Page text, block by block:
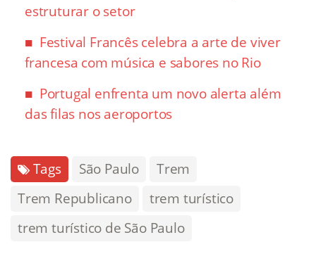
estruturar o setor
Festival Francês celebra a arte de viver
francesa com música e sabores no Rio
Portugal enfrenta um novo alerta além
das filas nos aeroportos
Tags São Paulo
Trem
Trem Republicano
trem turístico
trem turístico de São Paulo